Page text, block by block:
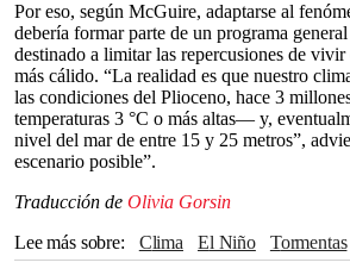
Por eso, según McGuire, adaptarse al
debería formar parte de un programa
destinado a limitar las repercusiones de
más cálido. “La realidad es que nuestro
las condiciones del Plioceno, hace 3
temperaturas 3 °C o más altas— y,
nivel del mar de entre 15 y 25 metros”,
escenario posible”.
Traducción de Olivia Gorsin
Lee más sobre
clima El Niño Tormentas